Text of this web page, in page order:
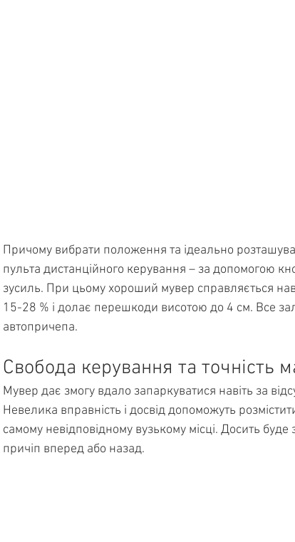
Причому вибрати положення та ідеально
пульта дистанційного керування – за допомогою
зусиль. При цьому хороший мувер справляється
15-28 % і долає перешкоди висотою до 4 см. Все
автопричепа.
Свобода керування та точність
Мувер дає змогу вдало запаркуватися навіть за
Невелика вправність і досвід допоможуть
самому невідповідному вузькому місці. Досить
причіп вперед або назад.